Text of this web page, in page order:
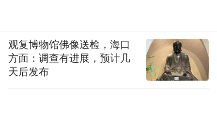
观复博物馆佛像送检，海口
方面：调查有进展，预计几
天后发布